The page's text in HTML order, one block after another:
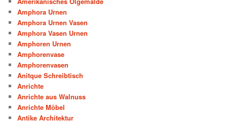
Amphora Urnen
Amphora Urnen Vasen
Amphora Vasen Urnen
Amphoren Urnen
Amphorenvase
Amphorenvasen
Anitque Schreibtisch
Anrichte
Anrichte aus Walnuss
Anrichte Möbel
Antike Architektur